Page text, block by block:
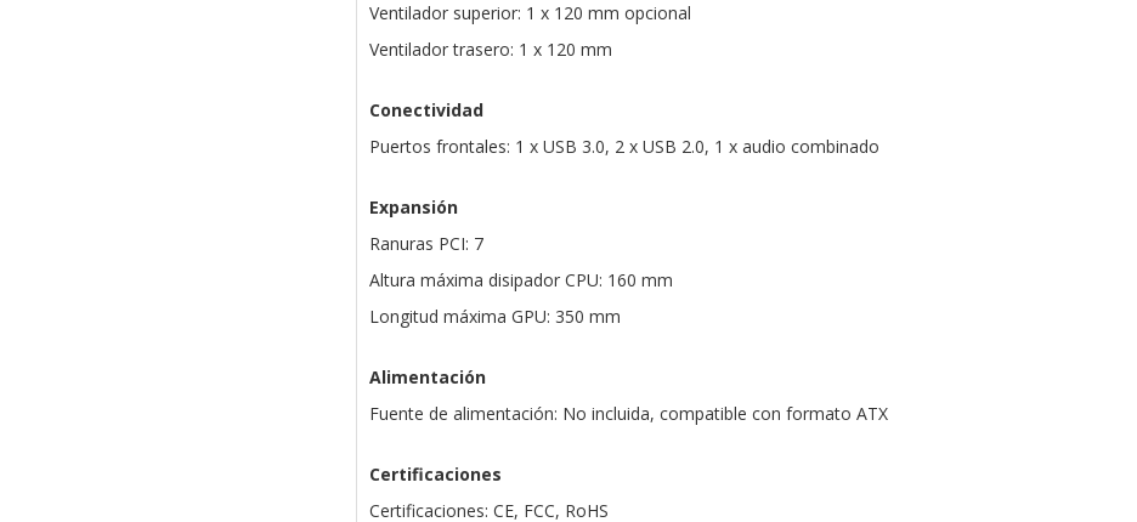
Ventilador superior: 1 x 120 mm opcional
Ventilador trasero: 1 x 120 mm
Conectividad
Puertos frontales: 1 x USB 3.0, 2 x USB 2.0, 1 x audio combinado
Expansión
Ranuras PCI: 7
Altura máxima disipador CPU: 160 mm
Longitud máxima GPU: 350 mm
Alimentación
Fuente de alimentación: No incluida, compatible con formato ATX
Certificaciones
Certificaciones: CE, FCC, RoHS